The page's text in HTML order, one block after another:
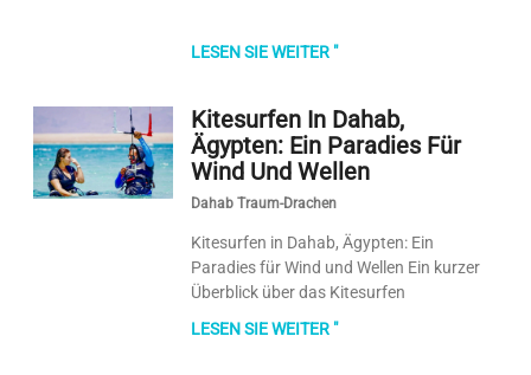
LESEN SIE WEITER "
Kitesurfen In Dahab,
Ägypten: Ein Paradies Für
Wind Und Wellen
Dahab Traum-Drachen
Kitesurfen in Dahab, Ägypten: Ein
Paradies für Wind und Wellen Ein kurzer
Überblick über das Kitesurfen
LESEN SIE WEITER "